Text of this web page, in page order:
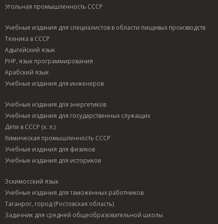
Угольная промышленность СССР
Учебные издания для специалистов в области пищевых производств
Техника в СССР
Адыгейский язык
PHP, язык программирования
Арабский язык
Учебные издания для инженеров
Учебные издания для энергетиков
Учебные издания для государственных служащих
Дети в СССР (х. л.)
Химическая промышленность СССР
Учебные издания для физиков
Учебные издания для историков
Эскимосский язык
Учебные издания для таможенных работников
Таганрог, город (Ростовская область)
Задачник для средней общеобразовательной школы